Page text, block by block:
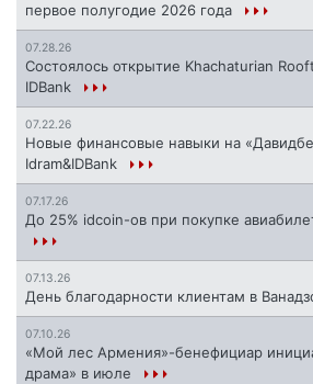
первое полугодие 2026 года
07.28.26
Состоялось открытие Khachaturian
IDBank
07.22.26
Новые финансовые навыки на
Idram&IDBank
07.17.26
До 25% idcoin-ов при покупке
07.13.26
День благодарности клиентам в
07.10.26
«Мой лес Армения»-бенефициар
драма» в июле